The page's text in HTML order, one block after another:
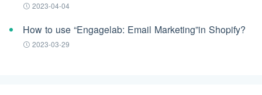
2023-04-04
How to use “Engagelab: Email Marketing”in Shopify?
2023-03-29